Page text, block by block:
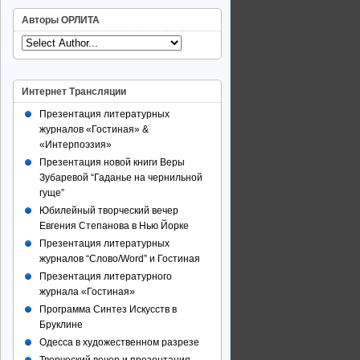
Авторы ОРЛИТА
Интернет Трансляции
Презентация литературных
журналов «Гостиная» &
«Интерпоэзия»
Презентация новой книги Веры
Зубаревой “Гаданье на чернильной
гуще”
Юбилейный творческий вечер
Евгения Степанова в Нью Йорке
Презентация литературных
журналов “Слово/Word” и Гостиная
Презентация литературного
журнала «Гостиная»
Программа Синтез Искусств в
Бруклине
Одесса в художественном разрезе